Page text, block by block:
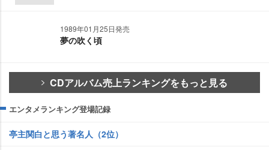
1989年01月25日発売
夢の吹く頃
CDアルバム売上ランキングをもっと見る
エンタメランキング登場記録
亭主関白と思う著名人（2位）